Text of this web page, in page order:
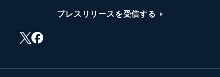
プレスリリースを受信する